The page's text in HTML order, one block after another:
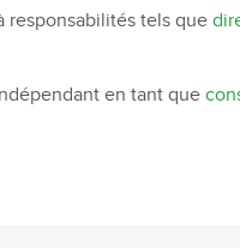
responsabilités tels que
en tant que